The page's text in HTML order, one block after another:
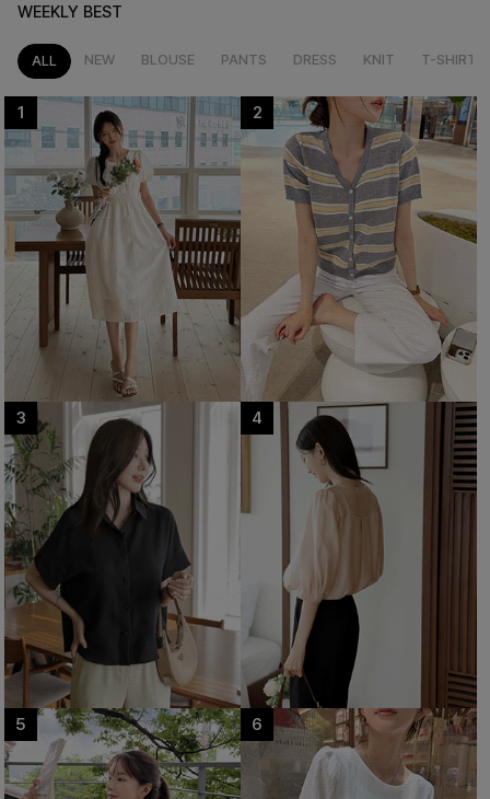
WEEKLY BEST
ALL NEW BLOUSE PANTS DRESS KNIT T-SHIRT